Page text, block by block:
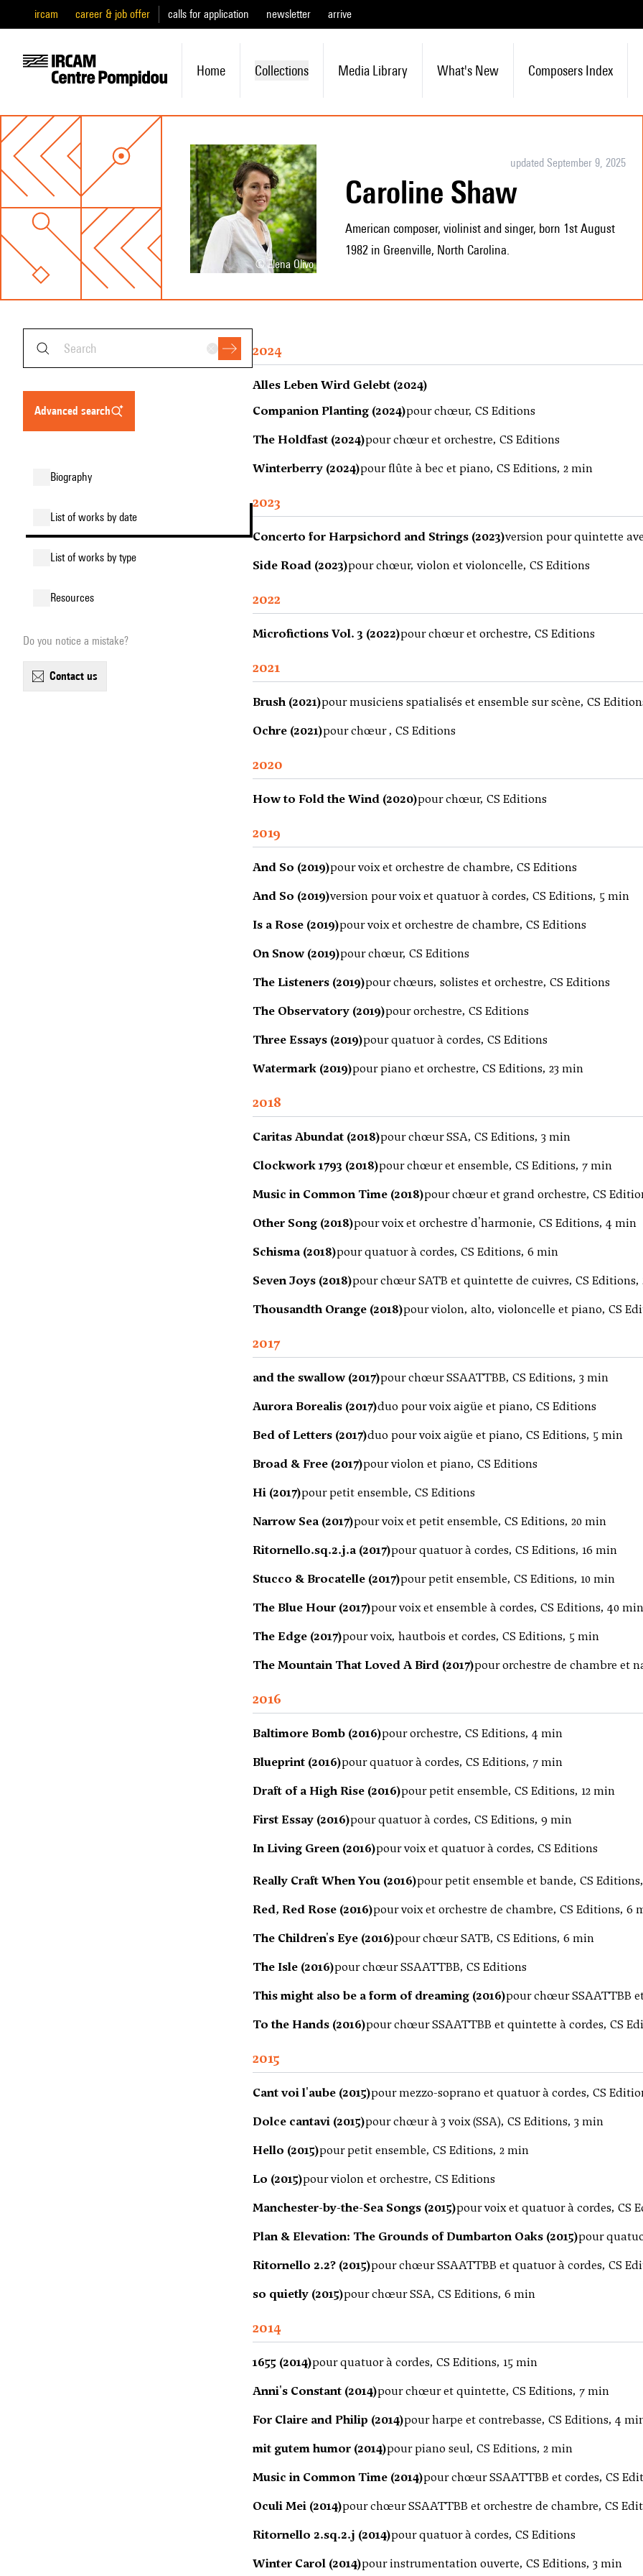
ircam career & job offer calls for application newsletter arrive
Home Collections Media Library What's New Composers Index
© Elena Olivo
updated September 9, 2025
Caroline Shaw
American composer, violinist and singer, born 1st August
1982 in Greenville, North Carolina.
advanced search
biography
list of works by date
list of works by type
resources
Do you notice a mistake?
contact us
2024
Alles Leben Wird Gelebt (2024)
Companion Planting (2024)pour chœur, CS Editions
The Holdfast (2024)pour chœur et orchestre, CS Editions
Winterberry (2024)pour flûte à bec et piano, CS Editions, 2 min
2023
Concerto for Harpsichord and Strings (2023)version pour quintette
Side Road (2023)pour chœur, violon et violoncelle, CS Editions
2022
Microfictions Vol. 3 (2022)pour chœur et orchestre, CS Editions
2021
Brush (2021)pour musiciens spatialisés et ensemble sur scène, CS
Ochre (2021)pour chœur , CS Editions
2020
How to Fold the Wind (2020)pour chœur, CS Editions
2019
And So (2019)pour voix et orchestre de chambre, CS Editions
And So (2019)version pour voix et quatuor à cordes, CS Editions, 5 min
Is a Rose (2019)pour voix et orchestre de chambre, CS Editions
On Snow (2019)pour chœur, CS Editions
The Listeners (2019)pour chœurs, solistes et orchestre, CS Editions
The Observatory (2019)pour orchestre, CS Editions
Three Essays (2019)pour quatuor à cordes, CS Editions
Watermark (2019)pour piano et orchestre, CS Editions, 23 min
2018
Caritas Abundat (2018)pour chœur SSA, CS Editions, 3 min
Clockwork 1793 (2018)pour chœur et ensemble, CS Editions, 7 min
Music in Common Time (2018)pour chœur et grand orchestre, CS
Other Song (2018)pour voix et orchestre d'harmonie, CS Editions, 4 min
Schisma (2018)pour quatuor à cordes, CS Editions, 6 min
Seven Joys (2018)pour chœur SATB et quintette de cuivres, CS Editions,
Thousandth Orange (2018)pour violon, alto, violoncelle et piano, CS
2017
and the swallow (2017)pour chœur SSAATTBB, CS Editions, 3 min
Aurora Borealis (2017)duo pour voix aigüe et piano, CS Editions
Bed of Letters (2017)duo pour voix aigüe et piano, CS Editions, 5 min
Broad & Free (2017)pour violon et piano, CS Editions
Hi (2017)pour petit ensemble, CS Editions
Narrow Sea (2017)pour voix et petit ensemble, CS Editions, 20 min
Ritornello.sq.2.j.a (2017)pour quatuor à cordes, CS Editions, 16 min
Stucco & Brocatelle (2017)pour petit ensemble, CS Editions, 10 min
The Blue Hour (2017)pour voix et ensemble à cordes, CS Editions, 40 min
The Edge (2017)pour voix, hautbois et cordes, CS Editions, 5 min
The Mountain That Loved A Bird (2017)pour orchestre de chambre et
2016
Baltimore Bomb (2016)pour orchestre, CS Editions, 4 min
Blueprint (2016)pour quatuor à cordes, CS Editions, 7 min
Draft of a High Rise (2016)pour petit ensemble, CS Editions, 12 min
First Essay (2016)pour quatuor à cordes, CS Editions, 9 min
In Living Green (2016)pour voix et quatuor à cordes, CS Editions
Really Craft When You (2016)pour petit ensemble et bande, CS
Red, Red Rose (2016)pour voix et orchestre de chambre, CS Editions, 6
The Children's Eye (2016)pour chœur SATB, CS Editions, 6 min
The Isle (2016)pour chœur SSAATTBB, CS Editions
This might also be a form of dreaming (2016)pour chœur SSAATTBB
To the Hands (2016)pour chœur SSAATTBB et quintette à cordes, CS
2015
Cant voi l'aube (2015)pour mezzo-soprano et quatuor à cordes, CS
Dolce cantavi (2015)pour chœur à 3 voix (SSA), CS Editions, 3 min
Hello (2015)pour petit ensemble, CS Editions, 2 min
Lo (2015)pour violon et orchestre, CS Editions
Manchester-by-the-Sea Songs (2015)pour voix et quatuor à cordes, CS
Plan & Elevation: The Grounds of Dumbarton Oaks (2015)pour
Ritornello 2.2? (2015)pour chœur SSAATTBB et quatuor à cordes, CS
so quietly (2015)pour chœur SSA, CS Editions, 6 min
2014
1655 (2014)pour quatuor à cordes, CS Editions, 15 min
Anni's Constant (2014)pour chœur et quintette, CS Editions, 7 min
For Claire and Philip (2014)pour harpe et contrebasse, CS Editions, 4
mit gutem humor (2014)pour piano seul, CS Editions, 2 min
Music in Common Time (2014)pour chœur SSAATTBB et cordes, CS
Oculi Mei (2014)pour chœur SSAATTBB et orchestre de chambre, CS
Ritornello 2.sq.2.j (2014)pour quatuor à cordes, CS Editions
Winter Carol (2014)pour instrumentation ouverte, CS Editions, 3 min